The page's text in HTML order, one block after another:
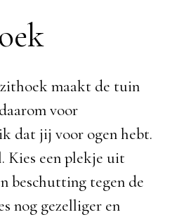
maakt de tuin
voor
dat jij voor ogen hebt.
Kies een plekje uit
beschutting tegen de
nog gezelliger en